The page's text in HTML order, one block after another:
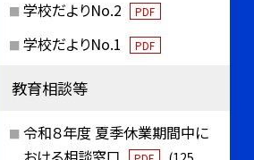
学校だよりNo.2 PDF
学校だよりNo.1 PDF
教育相談等
令和８年度 夏季休業期間中に